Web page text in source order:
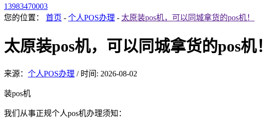
13983470003
您的位置： 首页 - 个人POS办理 - 太原装pos机，可以同城拿货的pos机！
太原装pos机，可以同城拿货的pos机！
来源： 个人POS办理 / 时间: 2026-08-02
装pos机
我们从事正规个人pos机办理须知：